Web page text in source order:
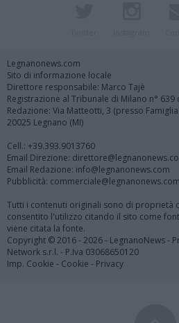
Legnanonews.com
Sito di informazione locale
Direttore responsabile: Marco Tajè
Registrazione al Tribunale di Milano n° 639
Redazione: Via Matteotti, 3 (presso
20025 Legnano (MI)
Cell.: +39.393.9013760
Email Direzione:
Email Redazione: info@legnanonews.com
Pubblicità: commerciale@legnanonews.com
Tutti i contenuti originali sono di proprietà
consentito l'utilizzo citando il sito come
viene citata la fonte.
Copyright © 2016 - 2026 - LegnanoNews -
Network s.r.l. - P.Iva 03068650120
Imp. Cookie - Cookie - Privacy